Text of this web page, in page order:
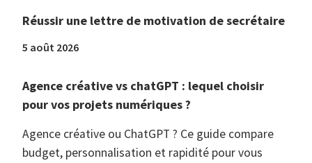
Réussir une lettre de motivation de secrétaire
5 août 2026
Agence créative vs chatGPT : lequel choisir
pour vos projets numériques ?
Agence créative ou ChatGPT ? Ce guide compare
budget, personnalisation et rapidité pour vous